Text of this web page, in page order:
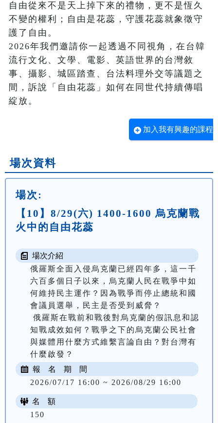
自由從來不是天上掉下來的禮物，更不是恆久
不變的權利；自由是花蕊，守護花蕊就象徵守
護了自由。
2026年我們邀請你一起透過不同視角，在台韓
流行文化、文學、電影、英語世界的台灣敘
事、攝影、城區踏查、台法料理外交等議題之
間，訴說「自由花蕊」如何在同世代持續傳唱
綻放。
加入我有興趣的課程
場次資料
場次:
【10】8/29(六) 1400-1600 烏克蘭戰
火中的自由花蕊
場次介紹
俄羅斯全面入侵烏克蘭已經四年多，這一千
六百多個日子以來，烏克蘭人民在戰爭中如
何維持民主運作？因為戰爭而停止總統和國
會議員選舉，民主是否受到威脅？
知戰成效如何？戰爭之下的烏克蘭公民社會
與媒體用什麼方式維繫言論自由？對台灣有
什麼啟發？
報 名 期 間
2026/07/17 16:00 ~ 2026/08/29 16:00
名 額
150